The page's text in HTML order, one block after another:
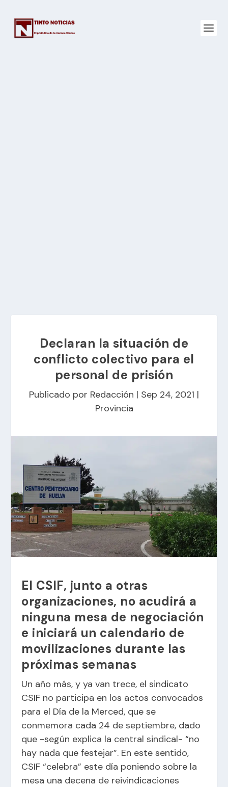
Declaran la situación de
conflicto colectivo para el
personal de prisión
Publicado por Redacción | Sep 24, 2021 |
Provincia
El CSIF, junto a otras
organizaciones, no acudirá a
ninguna mesa de negociación
e iniciará un calendario de
movilizaciones durante las
próximas semanas
Un año más, y ya van trece, el sindicato
CSIF no participa en los actos convocados
para el Día de la Merced, que se
conmemora cada 24 de septiembre, dado
que -según explica la central sindical- “no
hay nada que festejar”. En este sentido,
CSIF “celebra” este día poniendo sobre la
mesa una decena de reivindicaciones